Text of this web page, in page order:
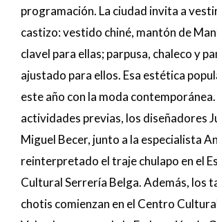
programación. La ciudad invita a
castizo: vestido chiné, mantón de
clavel para ellas; parpusa, chaleco y
ajustado para ellos. Esa estética
este año con la moda contemporánea.
actividades previas, los diseñadores
Miguel Becer, junto a la especialista
reinterpretado el traje chulapo en el
Cultural Serrería Belga. Además, los
chotis comienzan en el Centro